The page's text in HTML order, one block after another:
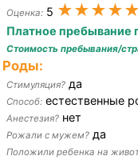
Оценка: 5 ★★★★★
Платное пребывание
Стоимость пребывания/
Роды:
Стимуляция? да
Способ: естественные
Анестезия? нет
Рожали с мужем? да
Положили ребенка на